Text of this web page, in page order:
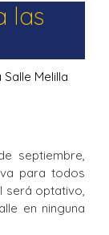
las
Melilla
septiembre,
para todos
será optativo,
en ninguna